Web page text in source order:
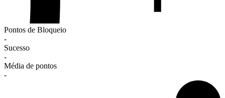
Pontos de Bloqueio
-
Sucesso
-
Média de pontos
-